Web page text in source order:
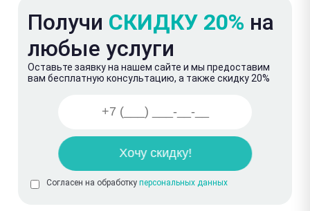
Получи СКИДКУ 20% на
любые услуги
Оставьте заявку на нашем сайте и мы предоставим
вам бесплатную консультацию, а также скидку 20%
Согласен на обработку персональных данных